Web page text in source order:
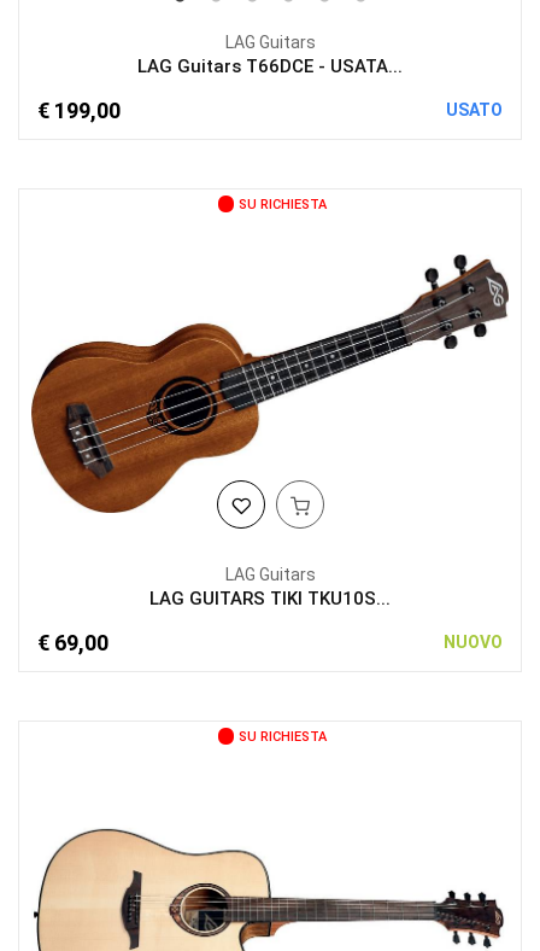
LAG Guitars
LAG Guitars T66DCE - USATA...
€ 199,00 USATO
SU RICHIESTA
LAG Guitars
LAG GUITARS TIKI TKU10S...
€ 69,00 NUOVO
SU RICHIESTA